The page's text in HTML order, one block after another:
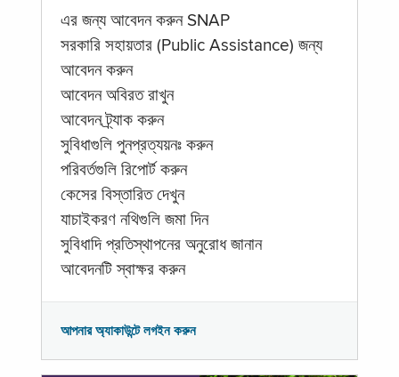
এর জন্য আবেদন করুন SNAP
সরকারি সহায়তার (Public Assistance) জন্য
আবেদন করুন
আবেদন অবিরত রাখুন
আবেদন ট্র্যাক করুন
সুবিধাগুলি পুনপ্রত্যয়নঃ করুন
পরিবর্তগুলি রিপোর্ট করুন
কেসের বিস্তারিত দেখুন
যাচাইকরণ নথিগুলি জমা দিন
সুবিধাদি প্রতিস্থাপনের অনুরোধ জানান
আবেদনটি স্বাক্ষর করুন
আপনার অ্যাকাউন্টে লগইন করুন